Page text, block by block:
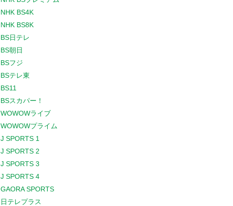
NHK BS4K
NHK BS8K
BS日テレ
BS朝日
BSフジ
BSテレ東
BS11
BSスカパー！
WOWOWライブ
WOWOWプライム
J SPORTS 1
J SPORTS 2
J SPORTS 3
J SPORTS 4
GAORA SPORTS
日テレプラス